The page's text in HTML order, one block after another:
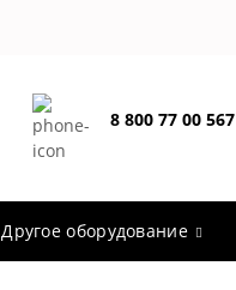
8 800 77 00 567
Другое оборудование